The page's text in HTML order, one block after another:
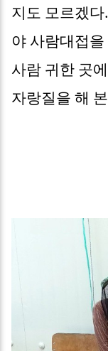
지도 모르겠
야 사람대접
사람 귀한 곳
자랑질을 해